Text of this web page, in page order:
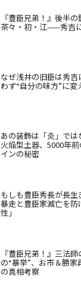
『豊臣兄弟！』後半
茶々・初・江——秀吉
なぜ浅井の旧臣は秀
わず“自分の味方”に
あの装飾は「炎」では
火焔型土器、5000年
インの秘密
もしも豊臣秀長が長
暴走と豊臣家滅亡を
性」
『豊臣兄弟！』三法
の“暴挙”、お市＆勝
の真相考察